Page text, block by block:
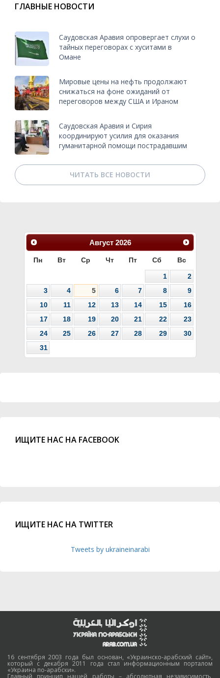
ГЛАВНЫЕ НОВОСТИ
Саудовская Аравия опровергает слухи о
тайных переговорах с хуситами в
Омане
Мировые цены на нефть продолжают
снижаться на фоне ожиданий от
переговоров между США и Ираном
Саудовская Аравия и Сирия
координируют усилия для оказания
гуманитарной помощи пострадавшим
ЧИТАТЬ ВСЕ НОВОСТИ
Август 2026
Пн Вт Ср Чт Пт Сб Вс
1
2
3
4 5 6 7 8
9
10
11 12 13 14 15
16
17
18 19 20 21 22
23
24
25 26 27 28 29
30
31
ИЩИТЕ НАС НА FACEBOOK
ИЩИТЕ НАС НА TWITTER
Tweets by ukraineinarabi
16 сентября 2003 года был основан, «Украинско-арабский сайт»,
который с декабря 2011 года стал информационным порталом
«Украина по-арабски».